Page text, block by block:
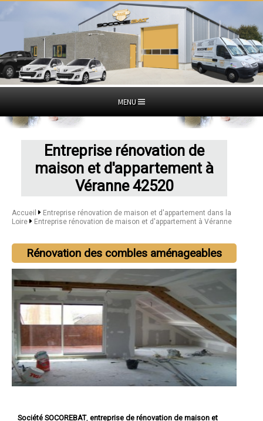
MENU
Entreprise rénovation de
maison et d'appartement à
Véranne 42520
Accueil
Entreprise rénovation de maison et d'appartement dans la
Loire
Entreprise rénovation de maison et d'appartement à Véranne
Rénovation des combles aménageables
Société SOCOREBAT, entreprise de rénovation de maison et